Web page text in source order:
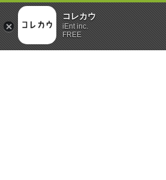
コレカウ
iEnt inc.
FREE